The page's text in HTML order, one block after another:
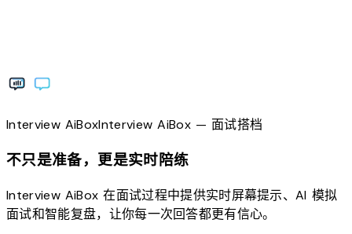
Interview AiBoxInterviewAiBox— 面试搭档
不只是准备，更是实时陪练
Interview AiBox 在面试过程中提供实时屏幕提示、AI 模拟
面试和智能复盘，让你每一次回答都更有信心。